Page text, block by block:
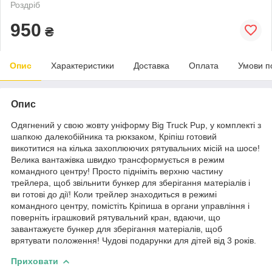
Роздріб
950 ₴
Опис Характеристики Доставка Оплата Умови
Опис
Одягнений у свою жовту уніформу Big Truck Pup, у комплекті з
шапкою далекобійника та рюкзаком, Кріпіш готовий
викотитися на кілька захоплюючих рятувальних місій на шосе!
Велика вантажівка швидко трансформується в режим
командного центру! Просто підніміть верхню частину
трейлера, щоб звільнити бункер для зберігання матеріалів і
ви готові до дії! Коли трейлер знаходиться в режимі
командного центру, помістіть Кріпиша в органи управління і
поверніть іграшковий рятувальний кран, вдаючи, що
завантажуєте бункер для зберігання матеріалів, щоб
врятувати положення! Чудові подарунки для дітей від 3 років.
Приховати